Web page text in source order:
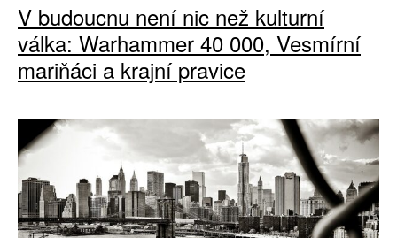
V budoucnu není nic než kulturní
válka: Warhammer 40 000, Vesmírní
mariňáci a krajní pravice